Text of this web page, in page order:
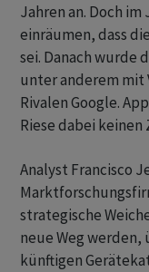
Jahren an. Doch
einräumen, dass
sei. Danach wurde
unter anderem mit
Rivalen Google.
Riese dabei
Analyst Francisco
strategische
neue Weg
künftigen